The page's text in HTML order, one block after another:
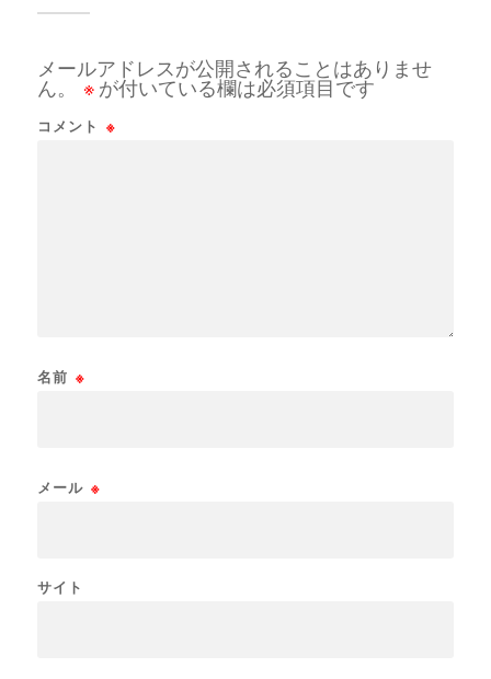
メールアドレスが公開されることはありませ
ん。
※ が付いている欄は必須項目です
コメント ※
名前 ※
メール ※
サイト